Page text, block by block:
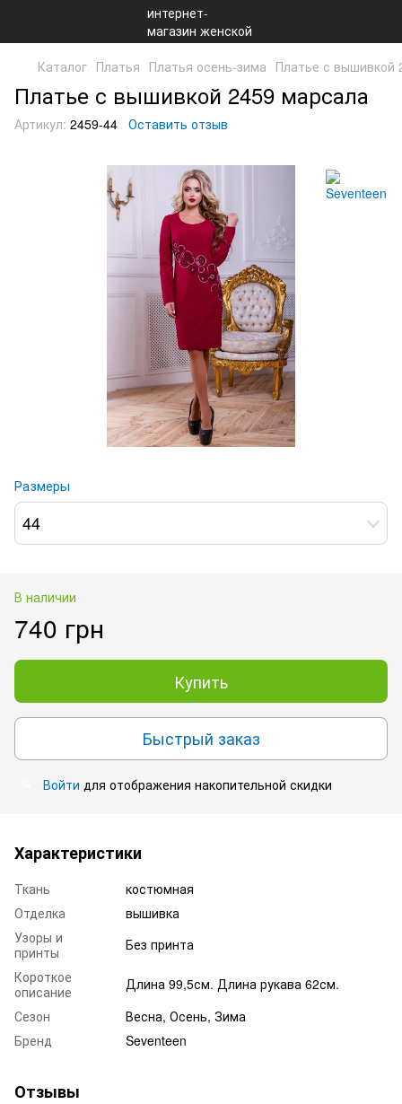
Каталог Платья Платья осень-зима Платье с вышивкой
Платье с вышивкой 2459 марсала
Артикул: 2459-44 Оставить отзыв
Размеры
44
В наличии
740 грн
Купить
Быстрый заказ
Войти для отображения накопительной скидки
Характеристики
Ткань
костюмная
Отделка
вышивка
Узоры и
принты
Без принта
Короткое
описание
Длина 99,5см. Длина рукава 62см.
Сезон
Весна, Осень, Зима
Бренд
Seventeen
Отзывы